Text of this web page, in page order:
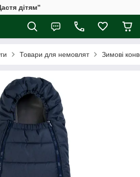
дітям”
Товари для немовлят Зимові